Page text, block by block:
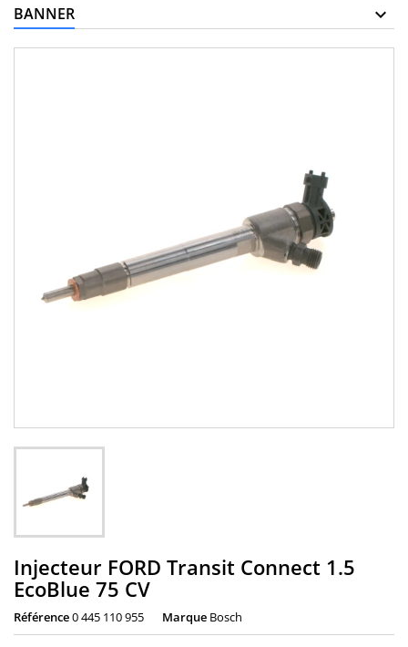
BANNER
Injecteur FORD Transit Connect 1.5
EcoBlue 75 CV
Référence0 445 110 955 Marque Bosch